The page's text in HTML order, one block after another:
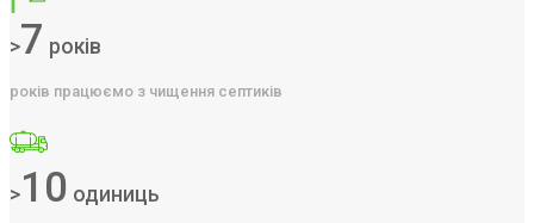
>7 років
років працюємо з чищення септиків
>10 одиниць